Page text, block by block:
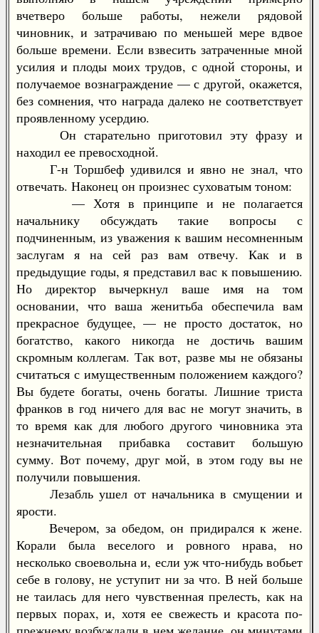
вчетверо больше работы, нежели рядовой
чиновник, и затрачиваю по меньшей мере вдвое
больше времени. Если взвесить затраченные мной
усилия и плоды моих трудов, с одной стороны, и
получаемое вознаграждение — с другой, окажется,
без сомнения, что награда далеко не соответствует
проявленному усердию.
Он старательно приготовил эту фразу и
находил ее превосходной.
Г-н Торшбеф удивился и явно не знал, что
отвечать. Наконец он произнес суховатым тоном:
— Хотя в принципе и не полагается
начальнику обсуждать такие вопросы с
подчиненным, из уважения к вашим несомненным
заслугам я на сей раз вам отвечу. Как и в
предыдущие годы, я представил вас к повышению.
Но директор вычеркнул ваше имя на том
основании, что ваша женитьба обеспечила вам
прекрасное будущее, — не просто достаток, но
богатство, какого никогда не достичь вашим
скромным коллегам. Так вот, разве мы не обязаны
считаться с имущественным положением каждого?
Вы будете богаты, очень богаты. Лишние триста
франков в год ничего для вас не могут значить, в
то время как для любого другого чиновника эта
незначительная прибавка составит большую
сумму. Вот почему, друг мой, в этом году вы не
получили повышения.
Лезабль ушел от начальника в смущении и
ярости.
Вечером, за обедом, он придирался к жене.
Корали была веселого и ровного нрава, но
несколько своевольна и, если уж что-нибудь вобьет
себе в голову, не уступит ни за что. В ней больше
не таилась для него чувственная прелесть, как на
первых порах, и, хотя ее свежесть и красота по-